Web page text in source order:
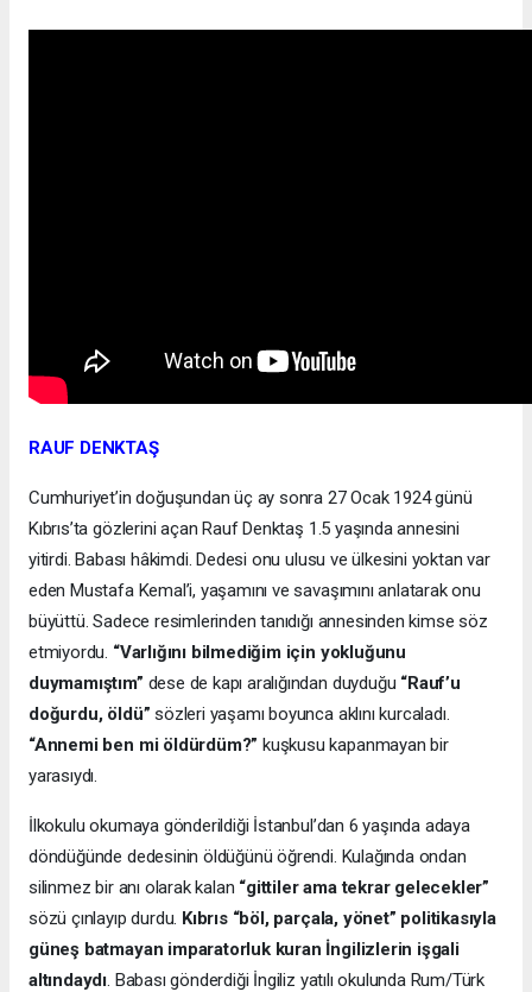
RAUF DENKTAŞ
Cumhuriyet’in doğuşundan üç ay sonra 27 Ocak 1924 günü
Kıbrıs’ta gözlerini açan Rauf Denktaş 1.5 yaşında annesini
yitirdi. Babası hâkimdi. Dedesi onu ulusu ve ülkesini yoktan var
eden Mustafa Kemal’i, yaşamını ve savaşımını anlatarak onu
büyüttü. Sadece resimlerinden tanıdığı annesinden kimse söz
etmiyordu. “Varlığını bilmediğim için yokluğunu
duymamıştım” dese de kapı aralığından duyduğu “Rauf’u
doğurdu, öldü” sözleri yaşamı boyunca aklını kurcaladı.
“Annemi ben mi öldürdüm?”kuşkusu kapanmayan bir
yarasıydı.
İlkokulu okumaya gönderildiği İstanbul’dan 6 yaşında adaya
döndüğünde dedesinin öldüğünü öğrendi. Kulağında ondan
silinmez bir anı olarak kalan “gittiler ama tekrar gelecekler”
sözü çınlayıp durdu. Kıbrıs “böl, parçala, yönet” politikasıyla
güneş batmayan imparatorluk kuran İngilizlerin işgali
altındaydı . Babası gönderdiği İngiliz yatılı okulunda Rum/Türk